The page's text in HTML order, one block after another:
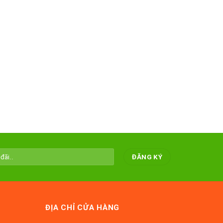
ĐỊA CHỈ CỬA HÀNG